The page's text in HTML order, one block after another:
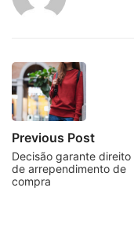
Previous Post
Decisão garante direito
de arrependimento de
compra